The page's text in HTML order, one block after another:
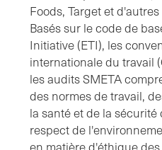
Foods, Target et
Basés sur le code de
Initiative (ETI), les
internationale du travail
les audits SMETA
des normes de travail,
la santé et de la
respect de
en matière d'éthique des